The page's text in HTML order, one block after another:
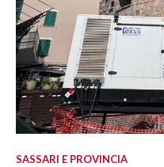
SASSARI E PROVINCIA